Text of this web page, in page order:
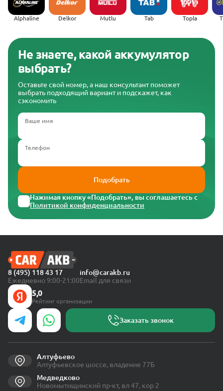
Alphaline Delkor Mutlu Tab Topla
Не знаете, какой аккумулятор
выбрать?
Оставьте свой номер, а наш консультант поможет
выбрать подходящий вариант и подскажет, как
сэкономить
Ваше имя
Телефон
Подобрать
Нажимая кнопку «Подобрать», вы соглашаетесь с
Политикой конфиденциальности
8 (495) 118 43 17
Ежедневно 9:00-21:00
info@carakb.ru
Email для связи
5,0
Рейтинг организации
Заказать звонок
Алтуфьево
Алтуфьевское шоссе, владение 77Б
Медведково
Новомытищинский пр-кт, вл 47, кор 2